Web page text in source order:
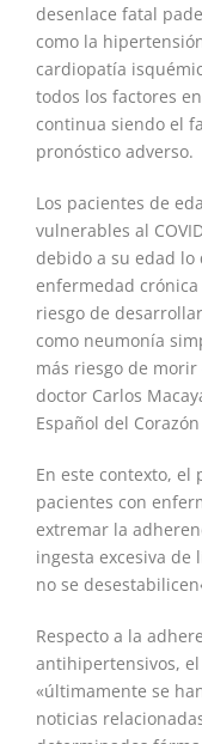
desenlace fatal
como la
cardiopatía
todos los factores
continua siendo el
pronóstico adverso.
Los pacientes de
vulnerables al
debido a su edad
enfermedad
riesgo de
como neumonía
más riesgo de
doctor Carlos
Español del Corazón
En este contexto, el
pacientes con
extremar la
ingesta excesiva
no se
Respecto a la
antihipertensivos,
«últimamente se
noticias